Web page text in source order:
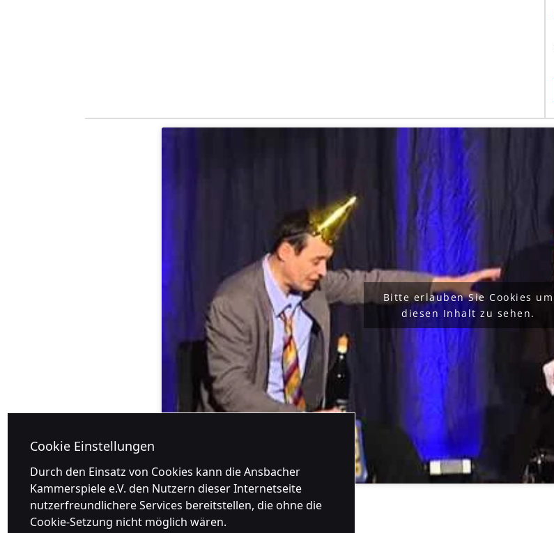
Cookie Einstellungen
Durch den Einsatz von Cookies kann die Ansbacher
Kammerspiele e.V. den Nutzern dieser Internetseite
nutzerfreundlichere Services bereitstellen, die ohne die
Cookie-Setzung nicht möglich wären.
Bitte erlauben Sie Cookies um
diesen Inhalt zu sehen.